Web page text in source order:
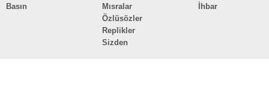
Basın
Mısralar
Özlüsözler
Replikler
Sizden
İhbar